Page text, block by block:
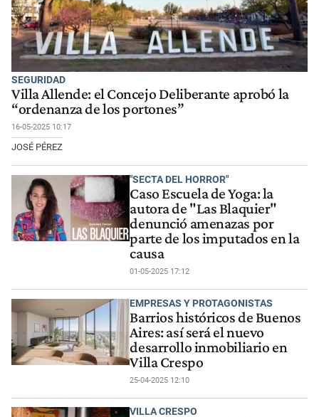
SEGURIDAD
Villa Allende: el Concejo Deliberante aprobó la
“ordenanza de los portones”
16-05-2025 10:17
JOSÉ PÉREZ
"SECTA DEL HORROR"
Caso Escuela de Yoga: la
autora de "Las Blaquier"
denunció amenazas por
parte de los imputados en la
causa
01-05-2025 17:12
EMPRESAS Y PROTAGONISTAS
Barrios históricos de Buenos
Aires: así será el nuevo
desarrollo inmobiliario en
Villa Crespo
25-04-2025 12:10
VILLA CRESPO